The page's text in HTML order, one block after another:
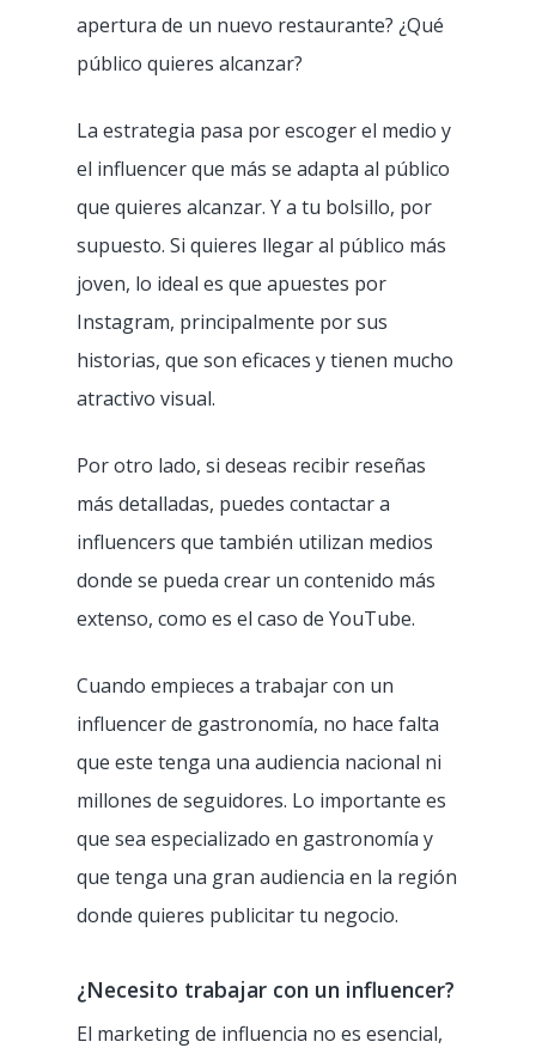
apertura de un nuevo restaurante? ¿Qué
público quieres alcanzar?
La estrategia pasa por escoger el medio y
el influencer que más se adapta al público
que quieres alcanzar. Y a tu bolsillo, por
supuesto. Si quieres llegar al público más
joven, lo ideal es que apuestes por
Instagram, principalmente por sus
historias, que son eficaces y tienen mucho
atractivo visual.
Por otro lado, si deseas recibir reseñas
más detalladas, puedes contactar a
influencers que también utilizan medios
donde se pueda crear un contenido más
extenso, como es el caso de YouTube.
Cuando empieces a trabajar con un
influencer de gastronomía, no hace falta
que este tenga una audiencia nacional ni
millones de seguidores. Lo importante es
que sea especializado en gastronomía y
que tenga una gran audiencia en la región
donde quieres publicitar tu negocio.
¿Necesito trabajar con un influencer?
El marketing de influencia no es esencial,